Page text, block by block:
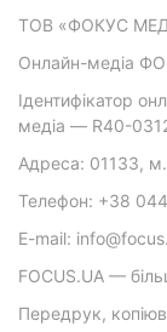
ТОВ «ФОКУС
Онлайн-медіа
Ідентифікатор
медіа — R40-
Адреса: 01133, м.
Телефон: +38
E-mail:
FOCUS.UA —
Передрук,